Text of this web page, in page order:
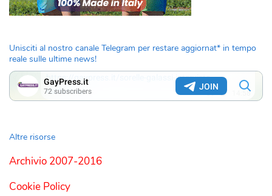
Unisciti al nostro canale Telegram per restare aggiornat* in tempo
reale sulle ultime news!
Altre risorse
Archivio 2007-2016
Cookie Policy